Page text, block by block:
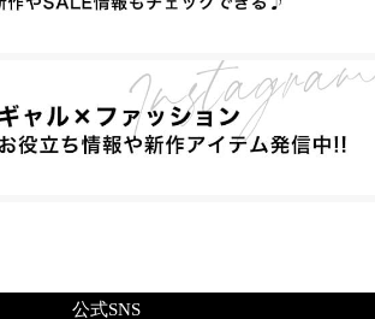
公式SNS